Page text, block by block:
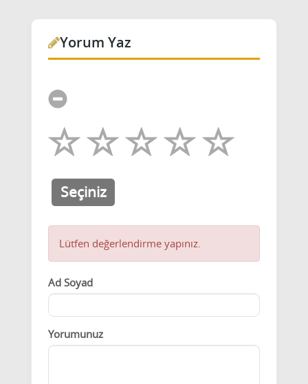
Yorum Yaz
Seçiniz
Lütfen değerlendirme yapınız.
Ad Soyad
Yorumunuz